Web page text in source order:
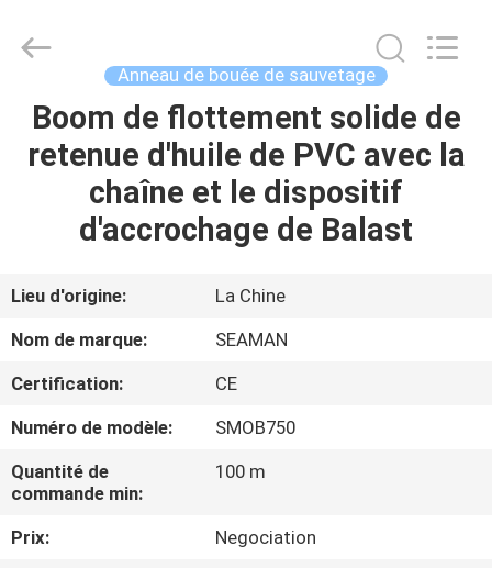
MAISON
PRODUITS
AU
DE
NOUS
VISITE
D'USINE
Marine
Co.,Ltd..
Reserved.
Anneau de bouée de sauvetage
Boom de flottement solide de
retenue d'huile de PVC avec la
chaîne et le dispositif
d'accrochage de Balast
Lieu d'origine:
La Chine
Nom de marque:
SEAMAN
Certification:
CE
Numéro de modèle:
SMOB750
Quantité de
commande min:
100 m
Prix:
Negociation